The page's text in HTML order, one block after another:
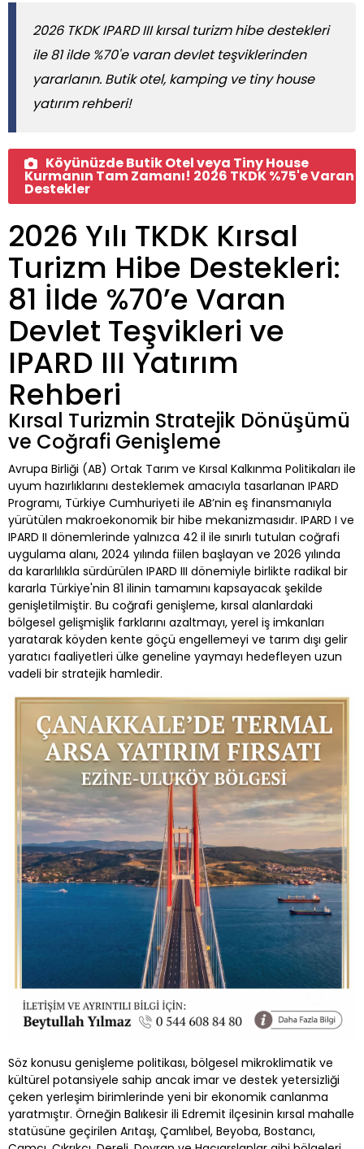
2026 TKDK IPARD III kırsal turizm hibe destekleri
ile 81 ilde %70'e varan devlet teşviklerinden
yararlanın. Butik otel, kamping ve tiny house
yatırım rehberi!
Köyünüzde Butik Otel veya Tiny House
Kurmanın Tam Zamanı! 2026 TKDK %75'e Varan
Destekler
2026 Yılı TKDK Kırsal
Turizm Hibe Destekleri:
81 İlde %70’e Varan
Devlet Teşvikleri ve
IPARD III Yatırım
Rehberi
Kırsal Turizmin Stratejik Dönüşümü
ve Coğrafi Genişleme
Avrupa Birliği (AB) Ortak Tarım ve Kırsal Kalkınma Politikaları ile
uyum hazırlıklarını desteklemek amacıyla tasarlanan IPARD
Programı, Türkiye Cumhuriyeti ile AB’nin eş finansmanıyla
yürütülen makroekonomik bir hibe mekanizmasıdır. IPARD I ve
IPARD II dönemlerinde yalnızca 42 il ile sınırlı tutulan coğrafi
uygulama alanı, 2024 yılında fiilen başlayan ve 2026 yılında
da kararlılıkla sürdürülen IPARD III dönemiyle birlikte radikal bir
kararla Türkiye'nin 81 ilinin tamamını kapsayacak şekilde
genişletilmiştir. Bu coğrafi genişleme, kırsal alanlardaki
bölgesel gelişmişlik farklarını azaltmayı, yerel iş imkanları
yaratarak köyden kente göçü engellemeyi ve tarım dışı gelir
yaratıcı faaliyetleri ülke geneline yaymayı hedefleyen uzun
vadeli bir stratejik hamledir.
Söz konusu genişleme politikası, bölgesel mikroklimatik ve
kültürel potansiyele sahip ancak imar ve destek yetersizliği
çeken yerleşim birimlerinde yeni bir ekonomik canlanma
yaratmıştır. Örneğin Balıkesir ili Edremit ilçesinin kırsal mahalle
statüsüne geçirilen Arıtaşı, Çamlıbel, Beyoba, Bostancı,